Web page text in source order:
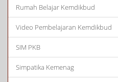
Rumah Belajar Kemdikbud
Video Pembelajaran Kemdikbud
SIM PKB
Simpatika Kemenag